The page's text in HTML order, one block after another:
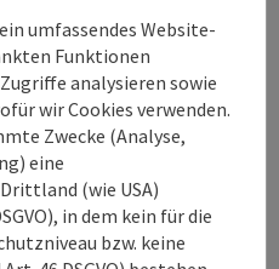
trägt im Fall der
vereinbarten
Reisenden aufgrund
für die notwendige
drei Nächte. Dies
mit eingeschränkter
2 Buchstabe a der
2006 über die Rechte
umfassendes Website-
Funktionen
analysieren sowie
wir Cookies verwenden.
Zwecke (Analyse,
eine
(wie USA)
in dem kein für die
bzw. keine